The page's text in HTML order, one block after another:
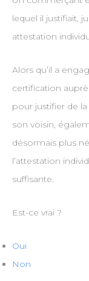
lequel il justifiait,
attestation
Alors qu’il a
certification
pour justifier de
son voisin,
désormais plus
l’attestation
suffisante.
Est-ce vrai ?
Oui
Non